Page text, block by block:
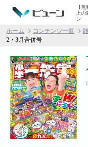
【
上
ン
ホーム コンテンツ一覧
2・3月合併号